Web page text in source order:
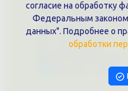
Контакты
г. Краснодар, ул.
+7 (861)202-09-02
+7 (909)466-00-16
Написать в
согласие на обработку
Федеральным
данных". Подробнее о
обработки